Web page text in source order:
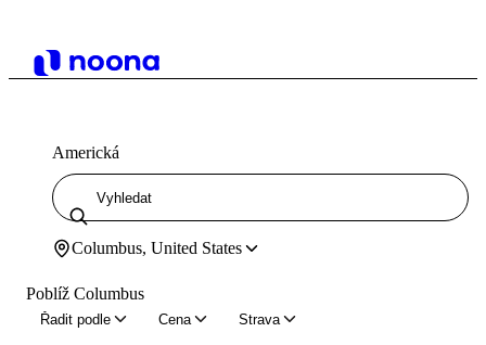
Americká
Columbus, United States
Poblíž Columbus
Řadit podle Cena Strava